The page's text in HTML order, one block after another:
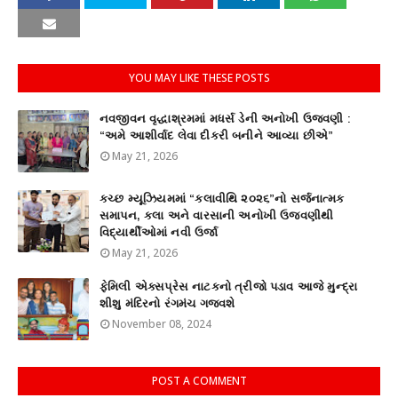
YOU MAY LIKE THESE POSTS
નવજીવન વૃદ્ધાશ્રમમાં મધર્સ ડેની અનોખી ઉજવણી :
“અમે આશીર્વાદ લેવા દીકરી બનીને આવ્યા છીએ”
May 21, 2026
કચ્છ મ્યૂઝિયમમાં “કલાવીથિ ૨૦૨૬”નો સર્જનાત્મક
સમાપન, કલા અને વારસાની અનોખી ઉજવણીથી
વિદ્યાર્થીઓમાં નવી ઉર્જા
May 21, 2026
ફેમિલી એક્સપ્રેસ નાટકનો ત્રીજો પડાવ આજે મુન્દ્રા
શીશુ મંદિરનો રંગમંચ ગજવશે
November 08, 2024
POST A COMMENT